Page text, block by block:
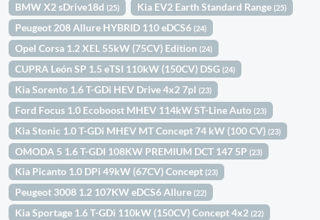
BMW X2 sDrive18d(25) Kia EV2 Earth Standard Range(25)
Peugeot 208 Allure HYBRID 110 eDCS6(24)
Opel Corsa 1.2 XEL 55kW (75CV) Edition(24)
CUPRA León SP 1.5 eTSI 110kW (150CV) DSG(24)
Kia Sorento 1.6 T-GDi HEV Drive 4x2 7pl(23)
Ford Focus 1.0 Ecoboost MHEV 114kW ST-Line Auto(23)
Kia Stonic 1.0 T-GDi MHEV MT Concept 74 kW (100 CV)(23)
OMODA 5 1.6 T-GDI 108KW PREMIUM DCT 147 5P(23)
Kia Picanto 1.0 DPi 49kW (67CV) Concept(23)
Peugeot 3008 1.2 107KW eDCS6 Allure(22)
Kia Sportage 1.6 T-GDi 110kW (150CV) Concept 4x2(22)